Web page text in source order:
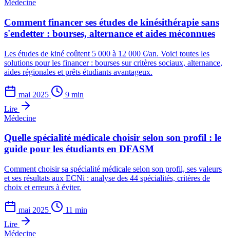
Médecine
Comment financer ses études de kinésithérapie sans
s'endetter : bourses, alternance et aides méconnues
Les études de kiné coûtent 5 000 à 12 000 €/an. Voici toutes les
solutions pour les financer : bourses sur critères sociaux, alternance,
aides régionales et prêts étudiants avantageux.
mai 2025
9 min
Lire
Médecine
Quelle spécialité médicale choisir selon son profil : le
guide pour les étudiants en DFASM
Comment choisir sa spécialité médicale selon son profil, ses valeurs
et ses résultats aux ECNi : analyse des 44 spécialités, critères de
choix et erreurs à éviter.
mai 2025
11 min
Lire
Médecine